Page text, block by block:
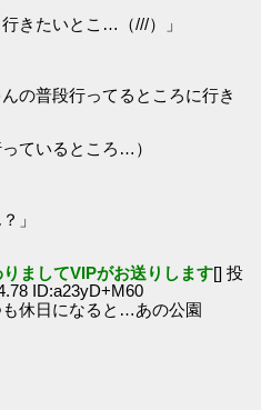
きたいとこ…（///）」
の普段行ってるところに行き
ているところ…）
」
ましてVIPがお送りします[] 投
ID:a23yD+M60
休日になると…あの公園